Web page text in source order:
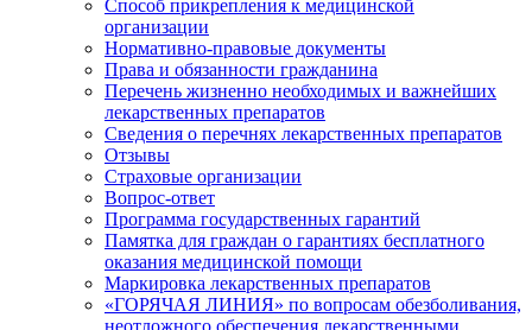
Способ прикрепления к медицинской
организации
Нормативно-правовые документы
Права и обязанности гражданина
Перечень жизненно необходимых и важнейших
лекарственных препаратов
Сведения о перечнях лекарственных препаратов
Отзывы
Страховые организации
Вопрос-ответ
Программа государственных гарантий
Памятка для граждан о гарантиях бесплатного
оказания медицинской помощи
Маркировка лекарственных препаратов
«ГОРЯЧАЯ ЛИНИЯ» по вопросам обезболивания,
неотложного обеспечения лекарственными